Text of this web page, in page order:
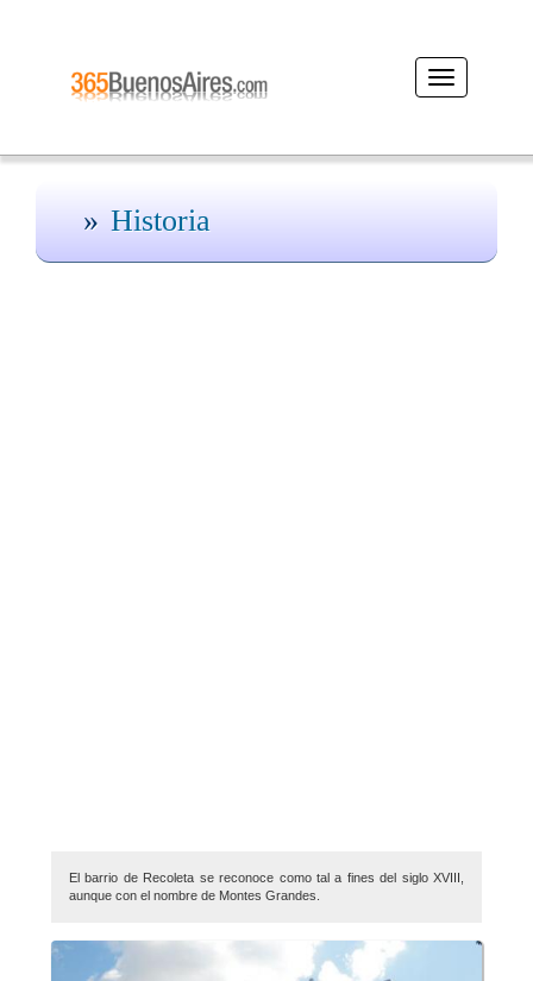
Desplegar
navegación
Historia
El barrio de Recoleta se reconoce como tal a fines del siglo XVIII,
aunque con el nombre de Montes Grandes.